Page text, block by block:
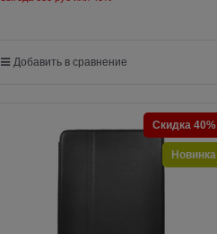
Добавить в сравнение
Скидка 40%
Новинка